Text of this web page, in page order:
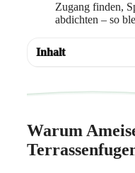
Zugang finden,
abdichten – so
Inhalt
Warum